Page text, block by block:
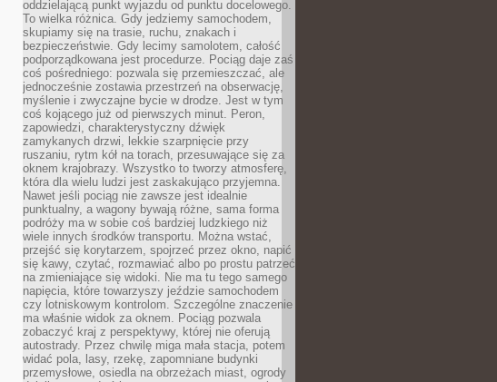
oddzielającą punkt wyjazdu od punktu docelowego.
To wielka różnica. Gdy jedziemy samochodem,
skupiamy się na trasie, ruchu, znakach i
bezpieczeństwie. Gdy lecimy samolotem, całość
podporządkowana jest procedurze. Pociąg daje zaś
coś pośredniego: pozwala się przemieszczać, ale
jednocześnie zostawia przestrzeń na obserwację,
myślenie i zwyczajne bycie w drodze. Jest w tym
coś kojącego już od pierwszych minut. Peron,
zapowiedzi, charakterystyczny dźwięk
zamykanych drzwi, lekkie szarpnięcie przy
ruszaniu, rytm kół na torach, przesuwające się za
oknem krajobrazy. Wszystko to tworzy atmosferę,
która dla wielu ludzi jest zaskakująco przyjemna.
Nawet jeśli pociąg nie zawsze jest idealnie
punktualny, a wagony bywają różne, sama forma
podróży ma w sobie coś bardziej ludzkiego niż
wiele innych środków transportu. Można wstać,
przejść się korytarzem, spojrzeć przez okno, napić
się kawy, czytać, rozmawiać albo po prostu patrzeć
na zmieniające się widoki. Nie ma tu tego samego
napięcia, które towarzyszy jeździe samochodem
czy lotniskowym kontrolom. Szczególne znaczenie
ma właśnie widok za oknem. Pociąg pozwala
zobaczyć kraj z perspektywy, której nie oferują
autostrady. Przez chwilę miga mała stacja, potem
widać pola, lasy, rzekę, zapomniane budynki
przemysłowe, osiedla na obrzeżach miast, ogrody